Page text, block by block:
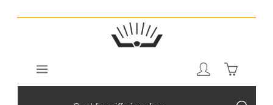
Zum Hauptinhalt springen